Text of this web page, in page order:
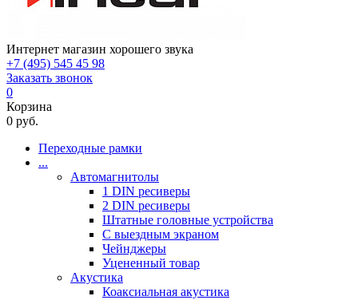
Интернет магазин хорошего звука
+7 (495) 545 45 98
Заказать звонок
0
Корзина
0 руб.
Переходные рамки
...
Автомагнитолы
1 DIN ресиверы
2 DIN ресиверы
Штатные головные устройства
С выездным экраном
Чейнджеры
Уцененный товар
Акустика
Коаксиальная акустика